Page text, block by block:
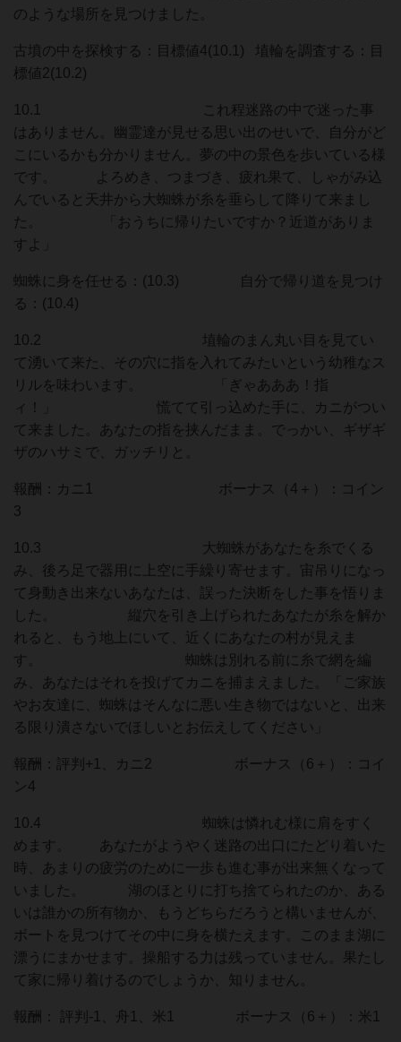
のような場所を見つけました。
古墳の中を探検する：目標値4(10.1) 埴輪を調査する：目
標値2(10.2)
10.1 これ程迷路の中で迷った事
はありません。幽霊達が見せる思い出のせいで、自分がど
こにいるかも分かりません。夢の中の景色を歩いている様
です。 よろめき、つまづき、疲れ果て、しゃがみ込
んでいると天井から大蜘蛛が糸を垂らして降りて来まし
た。 「おうちに帰りたいですか？近道がありま
すよ」
蜘蛛に身を任せる：(10.3) 自分で帰り道を見つけ
る：(10.4)
10.2 埴輪のまん丸い目を見てい
て湧いて来た、その穴に指を入れてみたいという幼稚なス
リルを味わいます。 「ぎゃあああ！指
ィ！」 慌てて引っ込めた手に、カニがつい
て来ました。あなたの指を挟んだまま。でっかい、ギザギ
ザのハサミで、ガッチリと。
報酬：カニ1 ボーナス（4＋）：コイン
3
10.3 大蜘蛛があなたを糸でくる
み、後ろ足で器用に上空に手繰り寄せます。宙吊りになっ
て身動き出来ないあなたは、誤った決断をした事を悟りま
した。 縦穴を引き上げられたあなたが糸を解か
れると、もう地上にいて、近くにあなたの村が見えま
す。 蜘蛛は別れる前に糸で網を編
み、あなたはそれを投げてカニを捕まえました。「ご家族
やお友達に、蜘蛛はそんなに悪い生き物ではないと、出来
る限り潰さないでほしいとお伝えしてください」
報酬：評判+1、カニ2 ボーナス（6＋）：コイ
ン4
10.4 蜘蛛は憐れむ様に肩をすく
めます。 あなたがようやく迷路の出口にたどり着いた
時、あまりの疲労のために一歩も進む事が出来無くなって
いました。 湖のほとりに打ち捨てられたのか、ある
いは誰かの所有物か、もうどちらだろうと構いませんが、
ボートを見つけてその中に身を横たえます。このまま湖に
漂うにまかせます。操船する力は残っていません。果たし
て家に帰り着けるのでしょうか、知りません。
報酬： 評判-1、舟1、米1 ボーナス（6＋）：米1